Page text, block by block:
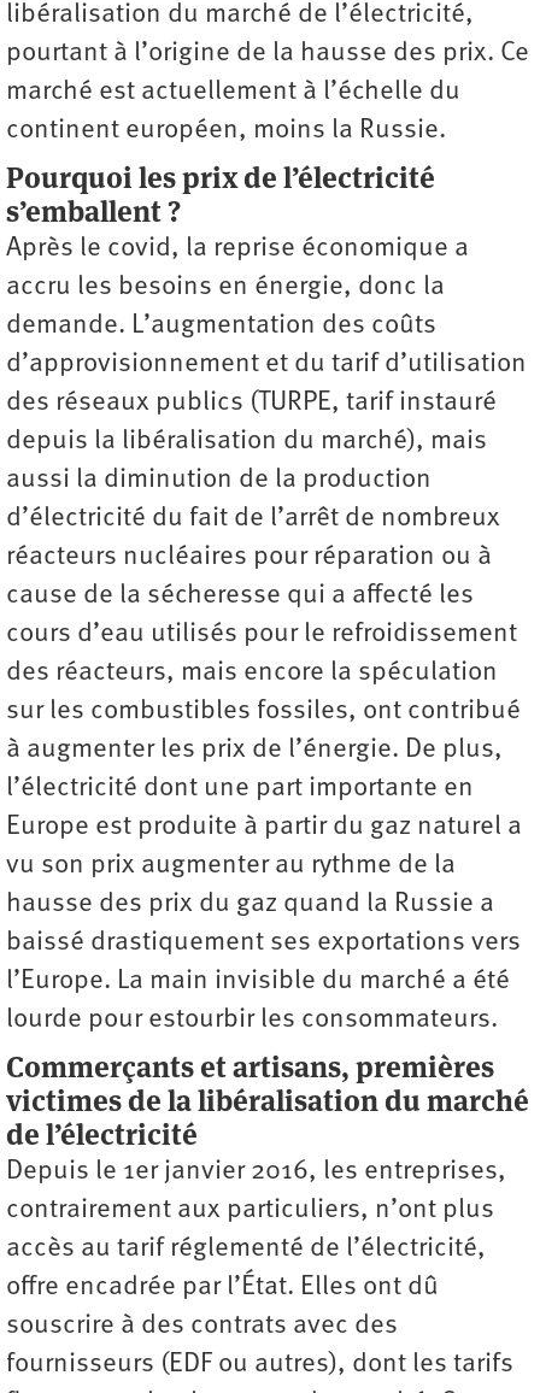
libéralisation du marché de l’électricité,
pourtant à l’origine de la hausse des prix. Ce
marché est actuellement à l’échelle du
continent européen, moins la Russie.
Pourquoi les prix de l’électricité
s’emballent ?
Après le covid, la reprise économique a
accru les besoins en énergie, donc la
demande. L’augmentation des coûts
d’approvisionnement et du tarif d’utilisation
des réseaux publics (TURPE, tarif instauré
depuis la libéralisation du marché), mais
aussi la diminution de la production
d’électricité du fait de l’arrêt de nombreux
réacteurs nucléaires pour réparation ou à
cause de la sécheresse qui a affecté les
cours d’eau utilisés pour le refroidissement
des réacteurs, mais encore la spéculation
sur les combustibles fossiles, ont contribué
à augmenter les prix de l’énergie. De plus,
l’électricité dont une part importante en
Europe est produite à partir du gaz naturel a
vu son prix augmenter au rythme de la
hausse des prix du gaz quand la Russie a
baissé drastiquement ses exportations vers
l’Europe. La main invisible du marché a été
lourde pour estourbir les consommateurs.
Commerçants et artisans, premières
victimes de la libéralisation du marché
de l’électricité
Depuis le 1er janvier 2016, les entreprises,
contrairement aux particuliers, n’ont plus
accès au tarif réglementé de l’électricité,
offre encadrée par l’État. Elles ont dû
souscrire à des contrats avec des
fournisseurs (EDF ou autres), dont les tarifs